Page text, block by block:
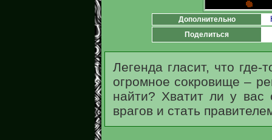
Дополнительно
Поделиться
Легенда гласит, что
огромное сокровище –
найти? Хватит ли у вас
врагов и стать